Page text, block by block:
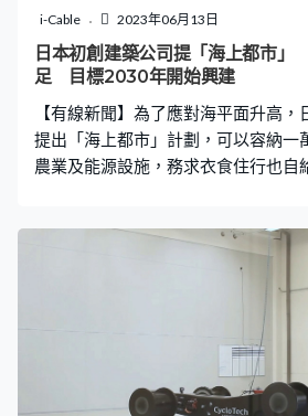
i-Cable 2023年06月13日
日本初創建築公司提「海上都市
足 目標2030年開始興建
【有線新聞】為了應對海平面升高，
提出「海上都市」計劃，可以容納一
農業及能源設施，務求衣食住行也自
的日本，當然感受到這個威脅，與其
內陸，不如反其道而行，在海上建
想來自日本的初創企業，是個巨大浮
里，面積相當於香港的尖沙咀加佐敦
兼且容納3萬個遊客。 它的外圍是個
層是主要的居住空間，下層是城市
以海水冷卻。環的裡面有如一個大型